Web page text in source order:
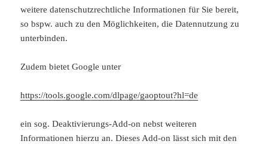
weitere datenschutzrechtliche Informationen für Sie bereit,
so bspw. auch zu den Möglichkeiten, die Datennutzung zu
unterbinden.
Zudem bietet Google unter
https://tools.google.com/dlpage/gaoptout?hl=de
ein sog. Deaktivierungs-Add-on nebst weiteren
Informationen hierzu an. Dieses Add-on lässt sich mit den